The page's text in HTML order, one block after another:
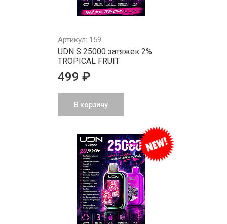
Артикул: 159
UDN S 25000 затяжек 2%
TROPICAL FRUIT
499 ₽
В корзину